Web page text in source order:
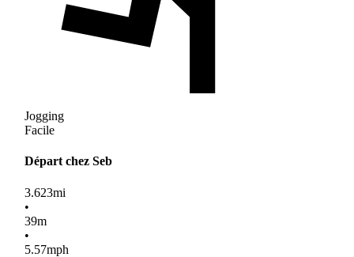
Jogging
Facile
Départ chez Seb
3.623mi
•
39m
•
5.57mph